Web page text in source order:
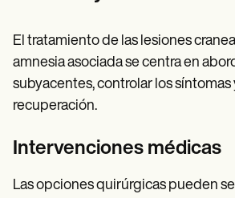
El tratamiento de las lesiones
amnesia asociada se centra en
subyacentes, controlar los síntomas
recuperación.
Intervenciones médicas
Las opciones quirúrgicas pueden